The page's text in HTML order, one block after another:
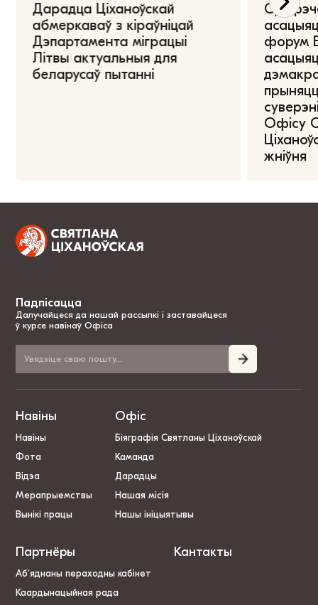
Дарадца Ціханоўскай
абмеркаваў з кіраўніцай
Дэпартамента міграцыі
Літвы актуальныя для
беларусаў пытанні
форум
Офісу
жніўня
Падпісацца
Далучайцеся да нашай рассылкі і заставайцеся
ў курсе навінаў Офіса
Навіны
Навіны
Фота
Відэа
Мерапрыемствы
Вынікі працы
Офіс
Біяграфія Святланы Ціханоўскай
Каманда
Дарадцы
Нашая місія
Нашы ініцыятывы
Партнёры
Аб’яднаны пераходны кабінет
Каардынацыйная рада
Кантакты